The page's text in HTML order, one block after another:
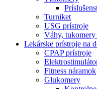
Turniket
USG prístroje
Váhy, tukomery
Lekárske prístroje na
CPAP prístroje
Fitness náramok
Glukomery